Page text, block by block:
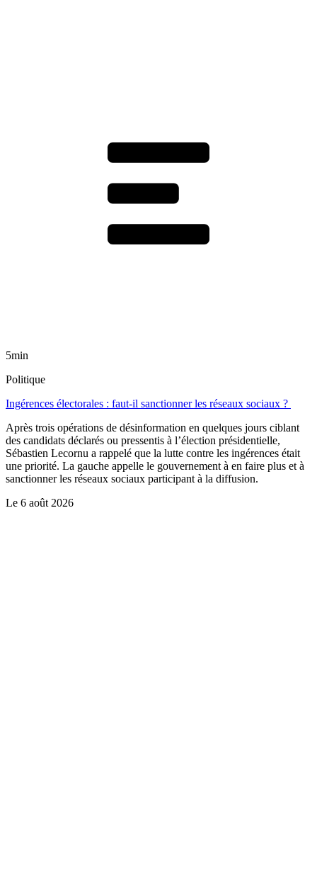
5min
Politique
Ingérences électorales : faut-il sanctionner les réseaux sociaux ?
Après trois opérations de désinformation en quelques jours ciblant
des candidats déclarés ou pressentis à l’élection présidentielle,
Sébastien Lecornu a rappelé que la lutte contre les ingérences était
une priorité. La gauche appelle le gouvernement à en faire plus et à
sanctionner les réseaux sociaux participant à la diffusion.
Le 6 août 2026